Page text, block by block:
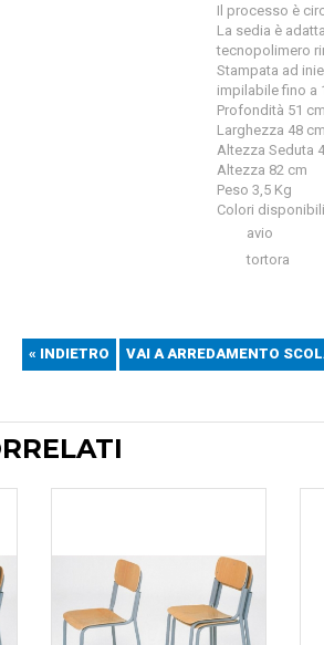
Il processo è
La sedia è
tecnopolimero
Stampata ad
impilabile fino a
Profondità 51 cm
Larghezza 48 cm
Altezza Seduta
Altezza 82 cm
Peso 3,5 Kg
Colori
avio
tortora
« INDIETRO VAI A ARREDAMENTO